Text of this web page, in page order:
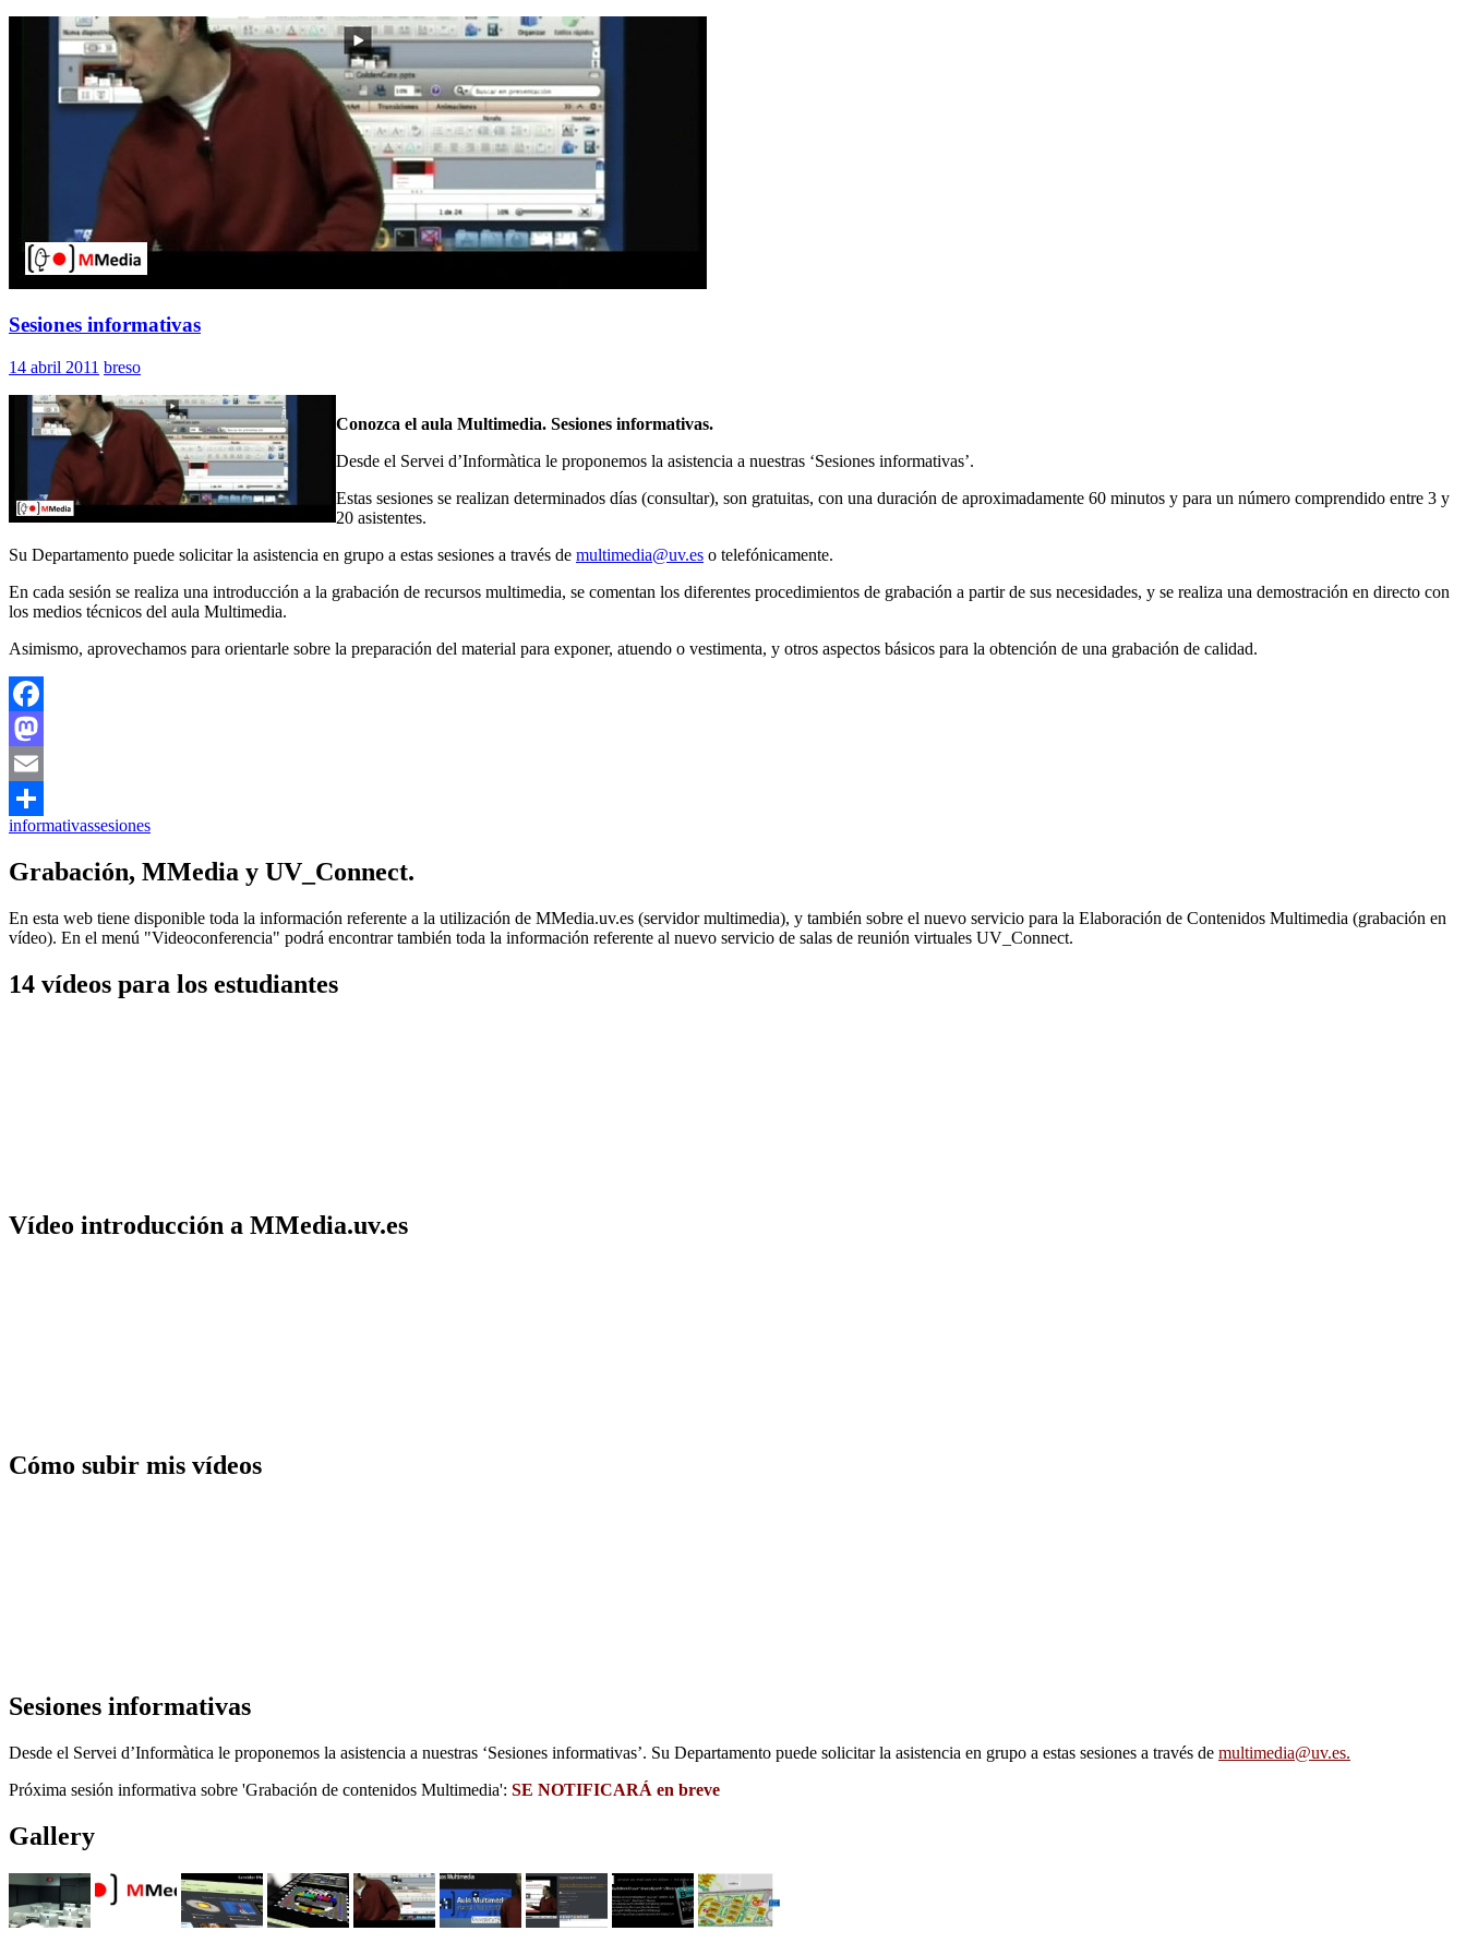
Sesiones informativas
14 abril 2011 breso
Conozca el aula Multimedia. Sesiones informativas.
Desde el Servei d’Informàtica le proponemos la asistencia a nuestras ‘Sesiones informativas’.
Estas sesiones se realizan determinados días (consultar), son gratuitas, con una duración de aproximadamente 60 minutos y para un número comprendido entre 3 y
20 asistentes.
Su Departamento puede solicitar la asistencia en grupo a estas sesiones a través de multimedia@uv.es o telefónicamente.
En cada sesión se realiza una introducción a la grabación de recursos multimedia, se comentan los diferentes procedimientos de grabación a partir de sus necesidades, y se realiza una demostración en directo con
los medios técnicos del aula Multimedia.
Asimismo, aprovechamos para orientarle sobre la preparación del material para exponer, atuendo o vestimenta, y otros aspectos básicos para la obtención de una grabación de calidad.
Facebook
Mastodon
Email
Compartir
informativassesiones
Grabación, MMedia y UV_Connect.
En esta web tiene disponible toda la información referente a la utilización de MMedia.uv.es (servidor multimedia), y también sobre el nuevo servicio para la Elaboración de Contenidos Multimedia (grabación en
vídeo). En el menú "Videoconferencia" podrá encontrar también toda la información referente al nuevo servicio de salas de reunión virtuales UV_Connect.
14 vídeos para los estudiantes
Vídeo introducción a MMedia.uv.es
Cómo subir mis vídeos
Sesiones informativas
Desde el Servei d’Informàtica le proponemos la asistencia a nuestras ‘Sesiones informativas’. Su Departamento puede solicitar la asistencia en grupo a estas sesiones a través de multimedia@uv.es.
Próxima sesión informativa sobre 'Grabación de contenidos Multimedia': SE NOTIFICARÁ en breve
Gallery